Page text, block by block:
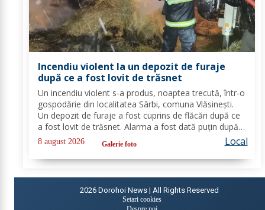
Incendiu violent la un depozit de furaje
după ce a fost lovit de trăsnet
Un incendiu violent s-a produs, noaptea trecută, într-o
gospodărie din localitatea Sârbi, comuna Vlăsinești.
Un depozit de furaje a fost cuprins de flăcări după ce
a fost lovit de trăsnet. Alarma a fost dată puțin după
ora 22:00. La caz s-au deplasat, în cel mai scurt timp,
pompierii din cadrul...
8 august 2026 Galerie foto Local
2026 Dorohoi News | All Rights Reserved
Setari cookies